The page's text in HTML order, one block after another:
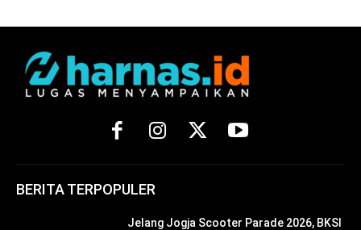
BERITA TERPOPULER
Jelang Jogja Scooter Parade 2026, BKSI